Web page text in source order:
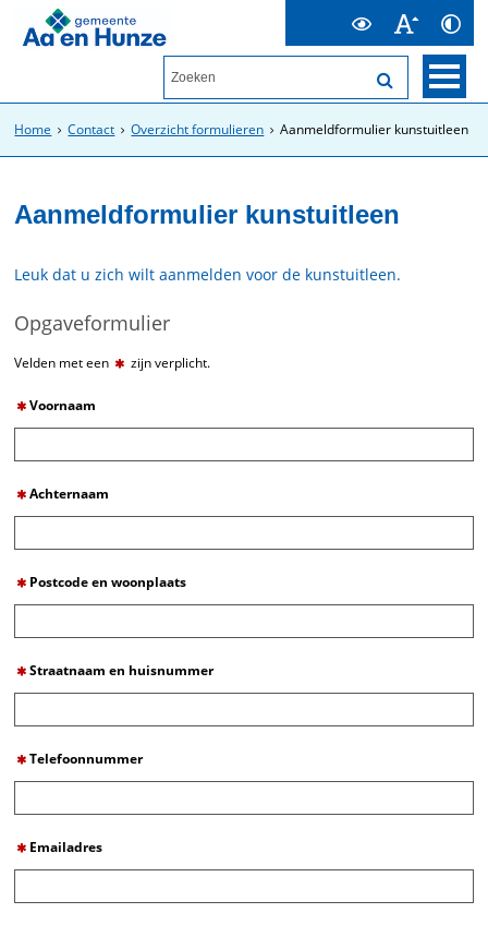
Home Contact Overzicht formulieren Aanmeldformulier kunstuitleen
Aanmeldformulier kunstuitleen
Leuk dat u zich wilt aanmelden voor de kunstuitleen.
Opgaveformulier
Velden met een zijn verplicht.
Voornaam
Achternaam
Postcode en woonplaats
Straatnaam en huisnummer
Telefoonnummer
Emailadres